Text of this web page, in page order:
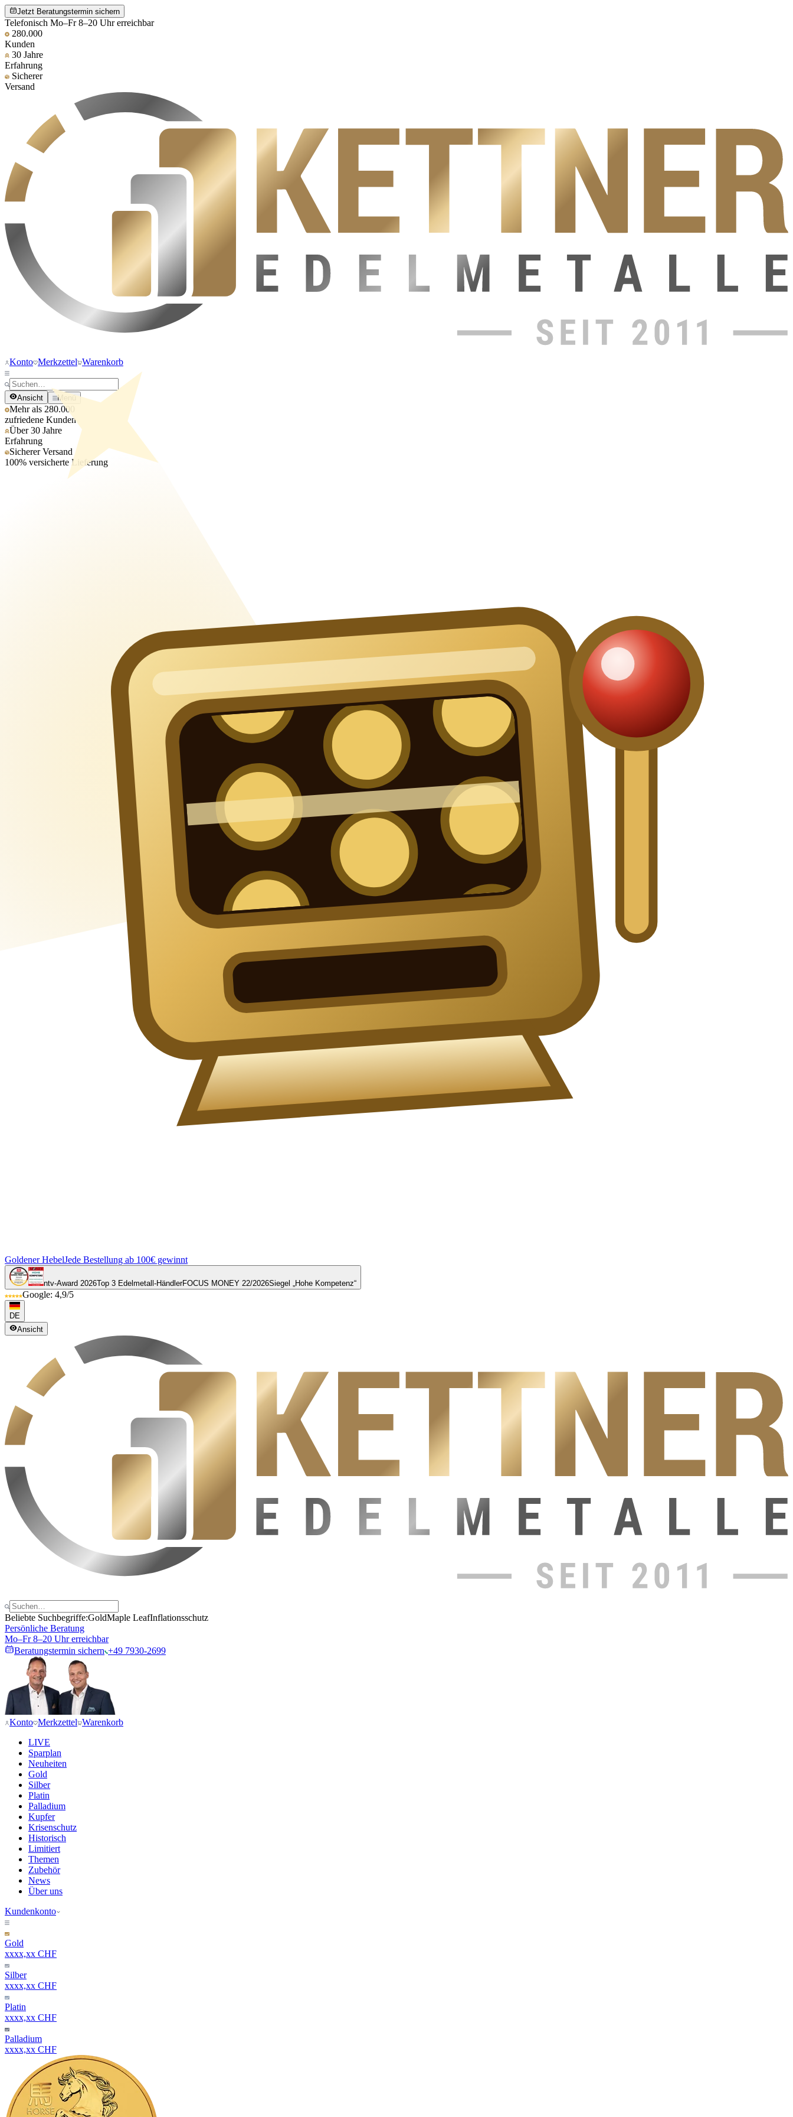
Jetzt Beratungstermin sichern
Telefonisch Mo–Fr 8–20 Uhr erreichbar
280.000
Kunden
30 Jahre
Erfahrung
Sicherer
Versand
Konto Merkzettel Warenkorb
Ansicht Menü
Mehr als 280.000
zufriedene Kunden
Über 30 Jahre
Erfahrung
Sicherer Versand
100% versicherte Lieferung
Goldener HebelJede Bestellung ab 100€ gewinnt
ntv-Award 2026Top 3 Edelmetall-HändlerFOCUS MONEY 22/2026Siegel „Hohe Kompetenz“
Google: 4,9/5
DE
Ansicht
Beliebte Suchbegriffe:GoldMaple LeafInflationsschutz
Persönliche Beratung
Mo–Fr 8–20 Uhr erreichbar
Beratungstermin sichern +49 7930-2699
Konto Merkzettel Warenkorb
LIVE
Sparplan
Neuheiten
Gold
Silber
Platin
Palladium
Kupfer
Krisenschutz
Historisch
Limitiert
Themen
Zubehör
News
Über uns
Kundenkonto
Gold
xxxx,xx CHF
Silber
xxxx,xx CHF
Platin
xxxx,xx CHF
Palladium
xxxx,xx CHF